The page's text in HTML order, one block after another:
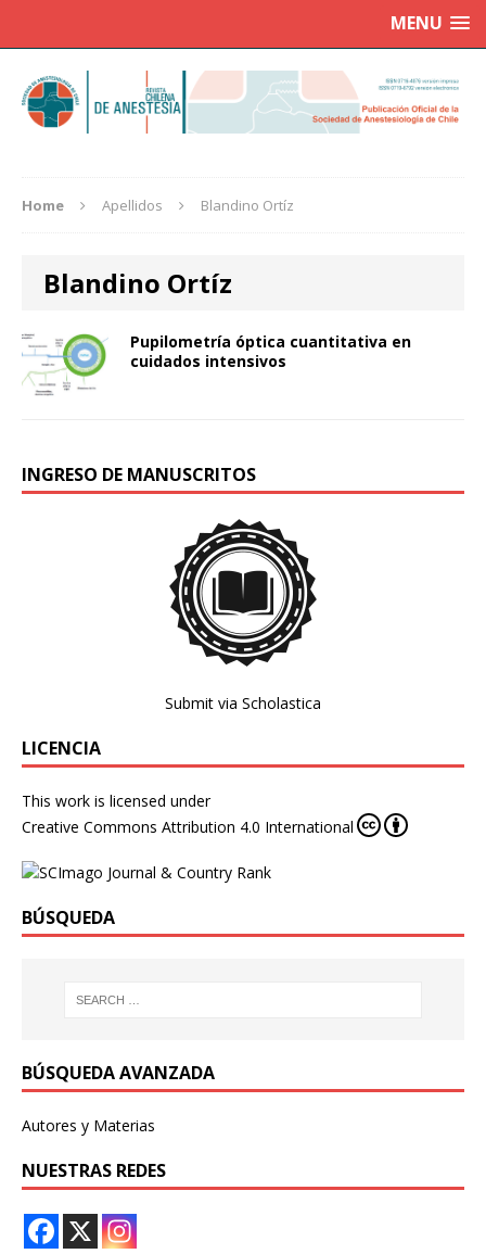
MENU
Home Apellidos Blandino Ortíz
Blandino Ortíz
Pupilometría óptica cuantitativa en
cuidados intensivos
INGRESO DE MANUSCRITOS
Submit via Scholastica
LICENCIA
This work is licensed under
Creative Commons Attribution 4.0 International
BÚSQUEDA
BÚSQUEDA AVANZADA
Autores y Materias
NUESTRAS REDES